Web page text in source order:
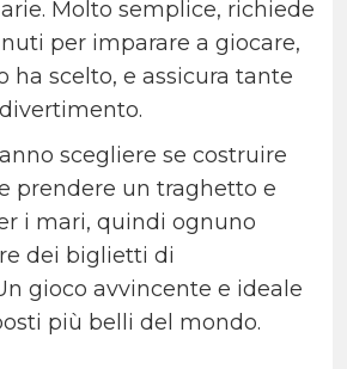
Molto semplice, richiede
per imparare a giocare,
ha scelto, e assicura tante
scegliere se costruire
prendere un traghetto e
i mari, quindi ognuno
dei biglietti di
gioco avvincente e ideale
più belli del mondo.